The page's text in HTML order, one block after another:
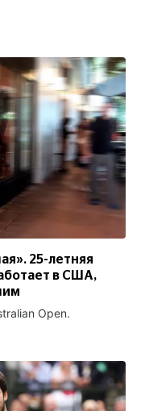
25-летняя
в США,
Open.